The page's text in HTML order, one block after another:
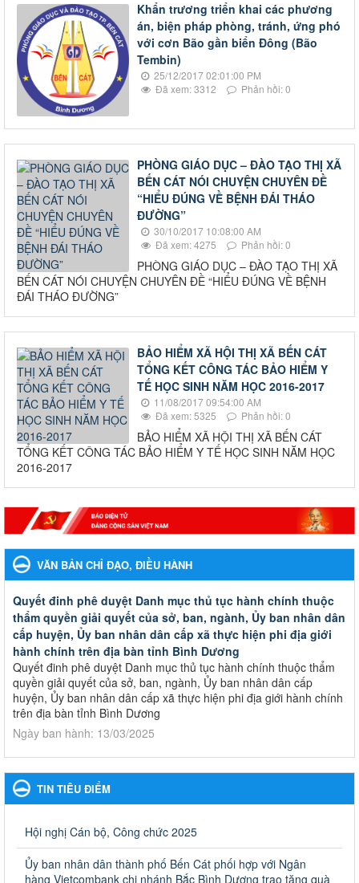
Khẩn trương triển khai các phương
án, biện pháp phòng, tránh, ứng phó
với cơn Bão gần biển Đông (Bão
Tembin)
25/12/2017 02:01:00 PM
Đã xem: 3312
Phản hồi: 0
PHÒNG GIÁO DỤC – ĐÀO TẠO THỊ XÃ
BẾN CÁT NÓI CHUYỆN CHUYÊN ĐỀ
“HIỂU ĐÚNG VỀ BỆNH ĐÁI THÁO
ĐƯỜNG”
30/10/2017 10:08:00 AM
Đã xem: 4275
Phản hồi: 0
PHÒNG GIÁO DỤC – ĐÀO TẠO THỊ XÃ
BẾN CÁT NÓI CHUYỆN CHUYÊN ĐỀ “HIỂU ĐÚNG VỀ BỆNH
ĐÁI THÁO ĐƯỜNG”
BẢO HIỂM XÃ HỘI THỊ XÃ BẾN CÁT
TỔNG KẾT CÔNG TÁC BẢO HIỂM Y
TẾ HỌC SINH NĂM HỌC 2016-2017
11/08/2017 09:54:00 AM
Đã xem: 5325
Phản hồi: 0
BẢO HIỂM XÃ HỘI THỊ XÃ BẾN CÁT
TỔNG KẾT CÔNG TÁC BẢO HIỂM Y TẾ HỌC SINH NĂM HỌC
2016-2017
VĂN BẢN CHỈ ĐẠO, ĐIỀU HÀNH
Quyết đinh phê duyệt Danh mục thủ tục hành chính thuộc
thẩm quyền giải quyết của sở, ban, ngành, Ủy ban nhân dân
cấp huyện, Ủy ban nhân dân cấp xã thực hiện phi địa giới
hành chính trên địa bàn tỉnh Bình Dương
Quyết đinh phê duyệt Danh mục thủ tục hành chính thuộc thẩm
quyền giải quyết của sở, ban, ngành, Ủy ban nhân dân cấp
huyện, Ủy ban nhân dân cấp xã thực hiện phi địa giới hành chính
trên địa bàn tỉnh Bình Dương
Ngày ban hành: 13/03/2025
Kế hoạch Phổ biến, giáo dục pháp luật năm 2025 của ngành
Giáo dục và Đào tạo thành phố Bến Cát
Kế hoạch Phổ biến, giáo dục pháp luật năm 2025 của ngành
Ngày ban hành: 28/02/2025
Quyết định công bố thủ tục hành chính bị bãi bỏ trong lĩnh
vực giáo dục đào tạo thuộc hệ giáo dục quốc dân và cơ sở
TIN TIÊU ĐIỂM
Hội nghị Cán bộ, Công chức 2025
Ủy ban nhân dân thành phố Bến Cát phối hợp với Ngân
hàng Vietcombank chi nhánh Bắc Bình Dương trao tặng quà